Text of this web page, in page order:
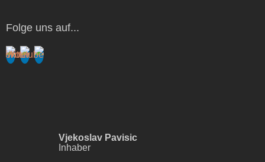
Folge uns auf...
Vjekoslav Pavisic
Inhaber